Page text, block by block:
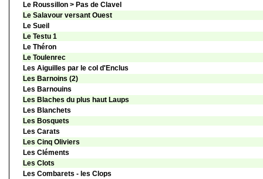
Le Roussillon > Pas de Clavel
Le Salavour versant Ouest
Le Sueil
Le Testu 1
Le Théron
Le Toulenrec
Les Aiguilles par le col d'Enclus
Les Barnoins (2)
Les Barnouins
Les Blaches du plus haut Laups
Les Blanchets
Les Bosquets
Les Carats
Les Cinq Oliviers
Les Cléments
Les Clots
Les Combarets - les Clops